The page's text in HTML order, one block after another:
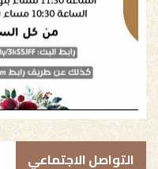
التواصل الاجتماعي